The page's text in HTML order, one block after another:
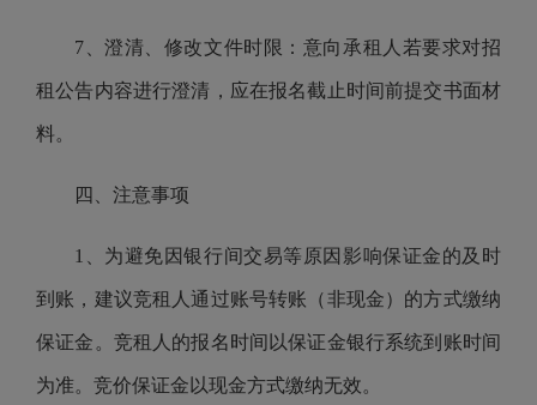
7、澄清、修改文件时限：意向承租人若要求对招
租公告内容进行澄清，应在报名截止时间前提交书面材
料。
四、注意事项
1、为避免因银行间交易等原因影响保证金的及时
到账，建议竞租人通过账号转账（非现金）的方式缴纳
保证金。竞租人的报名时间以保证金银行系统到账时间
为准。竞价保证金以现金方式缴纳无效。